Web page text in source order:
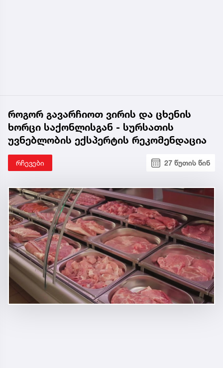
როგორ გავარჩიოთ ვირის და ცხენის
ხორცი საქონლისგან - სურსათის
უვნებლობის ექსპერტის რეკომენდაცია
რჩევები 27 წუთის წინ